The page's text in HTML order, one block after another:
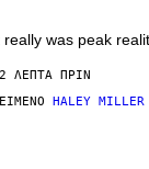
really was peak
ΛΕΠΤΆ ΠΡΙΝ
HALEY MILLER